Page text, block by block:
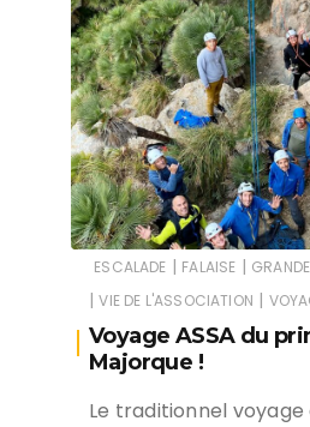
ESCALADE | FALAISE |
| VIE DE L'ASSOCIATION |
Voyage ASSA du
Majorque !
Le traditionnel